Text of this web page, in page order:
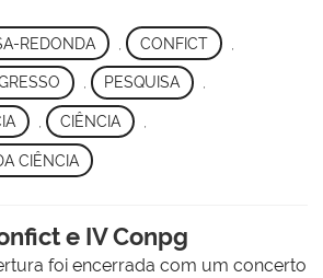
REDONDA CONFICT
, PESQUISA ,
CIÊNCIA
CIÊNCIA
e IV Conpg
foi encerrada com um concerto